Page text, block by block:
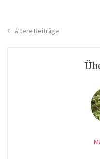
Ältere Beiträge